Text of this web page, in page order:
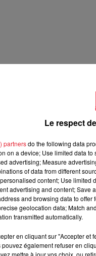
Le respect
partnersdo the following data
on a device; Use limited data
advertising; Measure
of data from different
content; Use limited
advertising and content; Save
and browsing data to
geolocation data; Match
transmitted automatically.
en cliquant sur "Accepter et
pouvez également refuser en
mettre à jour vos choix, ou